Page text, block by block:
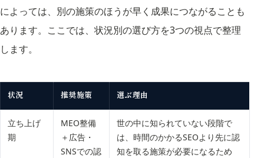
によっては、別の施策のほうが早く成果につながることも
あります。ここでは、状況別の選び方を3つの視点で整理
します。
状況 推奨施策 選ぶ理由
立ち上げ
期
MEO整備
＋広告・
SNSでの認
世の中に知られていない段階で
は、時間のかかるSEOより先に認
知を取る施策が必要になるため